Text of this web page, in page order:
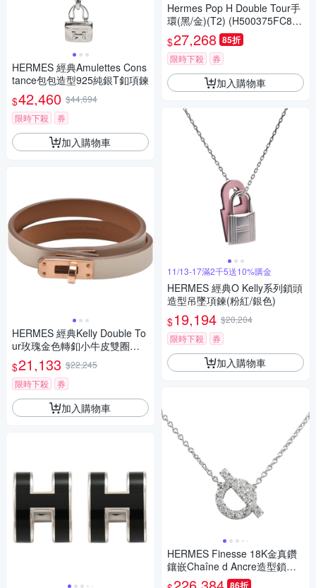
HERMES 經典Amulettes Cons
tance包包造型925純銀T釦項鍊
$42,460 $44,694
限時下殺
券
加入購物車
HERMES 經典Kelly Double To
ur玫瑰金色轉釦小牛皮雙圈手
環(米色)
$21,133 $22,245
限時下殺
券
加入購物車
Hermes Pop H Double Tour手
環(黑/金)(T2) (H500375FC89T
2)
$27,268 85折
限時下殺 券
加入購物車
11/13-17滿2千5送10%購金
HERMES 經典O Kelly系列鎖頭
造型吊墜項鍊(粉紅/銀色)
$19,194 $20,204
限時下殺
券
加入購物車
HERMES Finesse 18K金真鑽
鑲嵌Chaîne d Ancre造型鎖骨
項鍊
86折